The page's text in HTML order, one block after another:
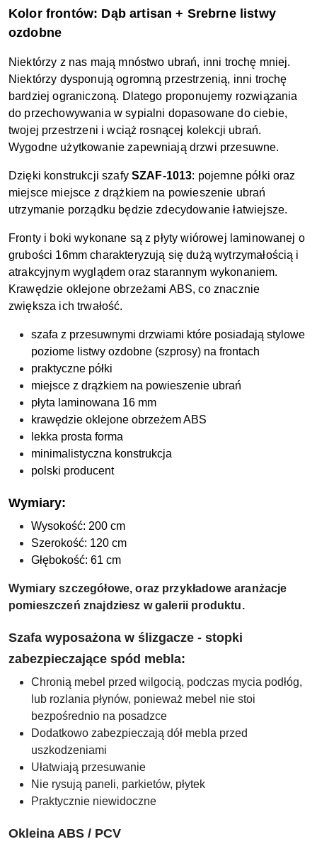
Kolor frontów: Dąb artisan + Srebrne listwy
ozdobne
Niektórzy z nas mają mnóstwo ubrań, inni trochę mniej.
Niektórzy dysponują ogromną przestrzenią, inni trochę
bardziej ograniczoną. Dlatego proponujemy rozwiązania
do przechowywania w sypialni dopasowane do ciebie,
twojej przestrzeni i wciąż rosnącej kolekcji ubrań.
Wygodne użytkowanie zapewniają drzwi przesuwne.
Dzięki konstrukcji szafy SZAF-1013: pojemne półki oraz
miejsce miejsce z drążkiem na powieszenie ubrań
utrzymanie porządku będzie zdecydowanie łatwiejsze.
Fronty i boki wykonane są z płyty wiórowej laminowanej o
grubości 16mm charakteryzują się dużą wytrzymałością i
atrakcyjnym wyglądem oraz starannym wykonaniem.
Krawędzie oklejone obrzeżami ABS, co znacznie
zwiększa ich trwałość.
szafa z przesuwnymi drzwiami które posiadają stylowe
poziome listwy ozdobne (szprosy) na frontach
praktyczne półki
miejsce z drążkiem na powieszenie ubrań
płyta laminowana 16 mm
krawędzie oklejone obrzeżem ABS
lekka prosta forma
minimalistyczna konstrukcja
polski producent
Wymiary:
Wysokość: 200 cm
Szerokość: 120 cm
Głębokość: 61 cm
Wymiary szczegółowe, oraz przykładowe aranżacje
pomieszczeń znajdziesz w galerii produktu.
Szafa wyposażona w ślizgacze - stopki
zabezpieczające spód mebla:
Chronią mebel przed wilgocią, podczas mycia podłóg,
lub rozlania płynów, ponieważ mebel nie stoi
bezpośrednio na posadzce
Dodatkowo zabezpieczają dół mebla przed
uszkodzeniami
Ułatwiają przesuwanie
Nie rysują paneli, parkietów, płytek
Praktycznie niewidoczne
Okleina ABS / PCV